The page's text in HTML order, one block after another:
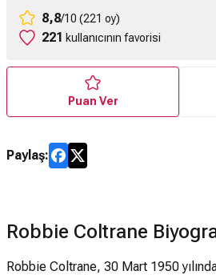
8,8/10 (221 oy)
221 kullanıcının favorisi
Puan Ver
Paylaş:
Robbie Coltrane
Robbie Coltrane, 30 Mart 1950